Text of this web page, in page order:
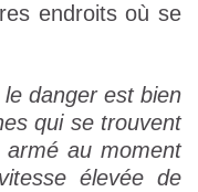
endroits où se
danger est bien
qui se trouvent
au moment
élevée de